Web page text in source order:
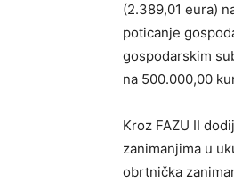
(2.389,01 eura)
poticanje
gospodarskim
na 500.000,00
Kroz FAZU II
zanimanjima u
obrtnička